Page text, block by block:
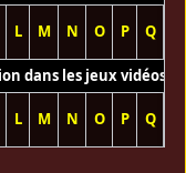
L M N O P Q
dans les jeux vidéos
L M N O P Q